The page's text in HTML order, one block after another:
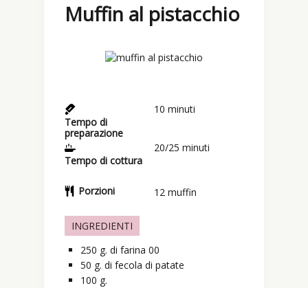
Muffin al pistacchio
Tempo di
preparazione
10 minuti
Tempo di cottura
20/25 minuti
Porzioni 12 muffin
INGREDIENTI
250 g. di farina 00
50 g. di fecola di patate
100 g.